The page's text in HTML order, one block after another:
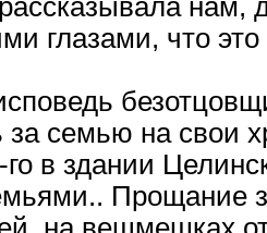
нам,
глазами, что
за семью на свои
го в здании
Прощание